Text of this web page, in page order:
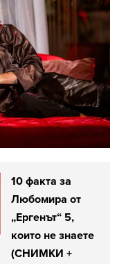
10 факта за
Любомира от
„Ергенът“ 5,
които не знаете
(СНИМКИ +